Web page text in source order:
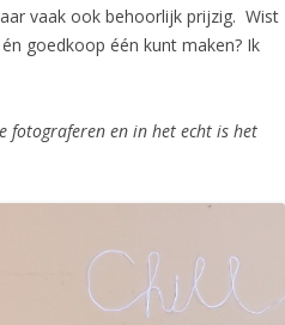
vaak ook behoorlijk prijzig. Wist
goedkoop één kunt maken? Ik
fotograferen en in het echt is het